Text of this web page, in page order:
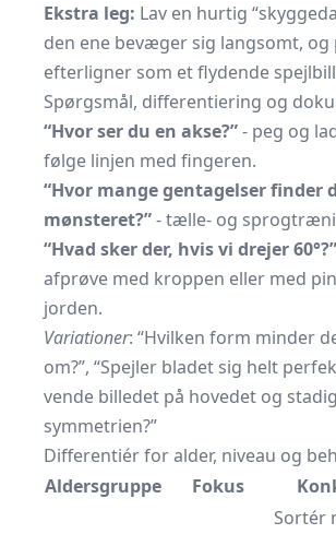
Ekstra leg: Lav en hurtig
den ene bevæger sig langsomt,
efterligner som et flydende
Spørgsmål, differentiering og
“Hvor ser du en akse?”- peg og
følge linjen med fingeren.
“Hvor mange gentagelser finder
mønsteret?”- tælle- og
“Hvad sker der, hvis vi drejer 60°?”
afprøve med kroppen eller med
jorden.
Variationer: “Hvilken form minder
om?”, “Spejler bladet sig helt
vende billedet på hovedet og
symmetrien?”
Differentiér for alder, niveau og
Aldersgruppe
Fokus
Sortér